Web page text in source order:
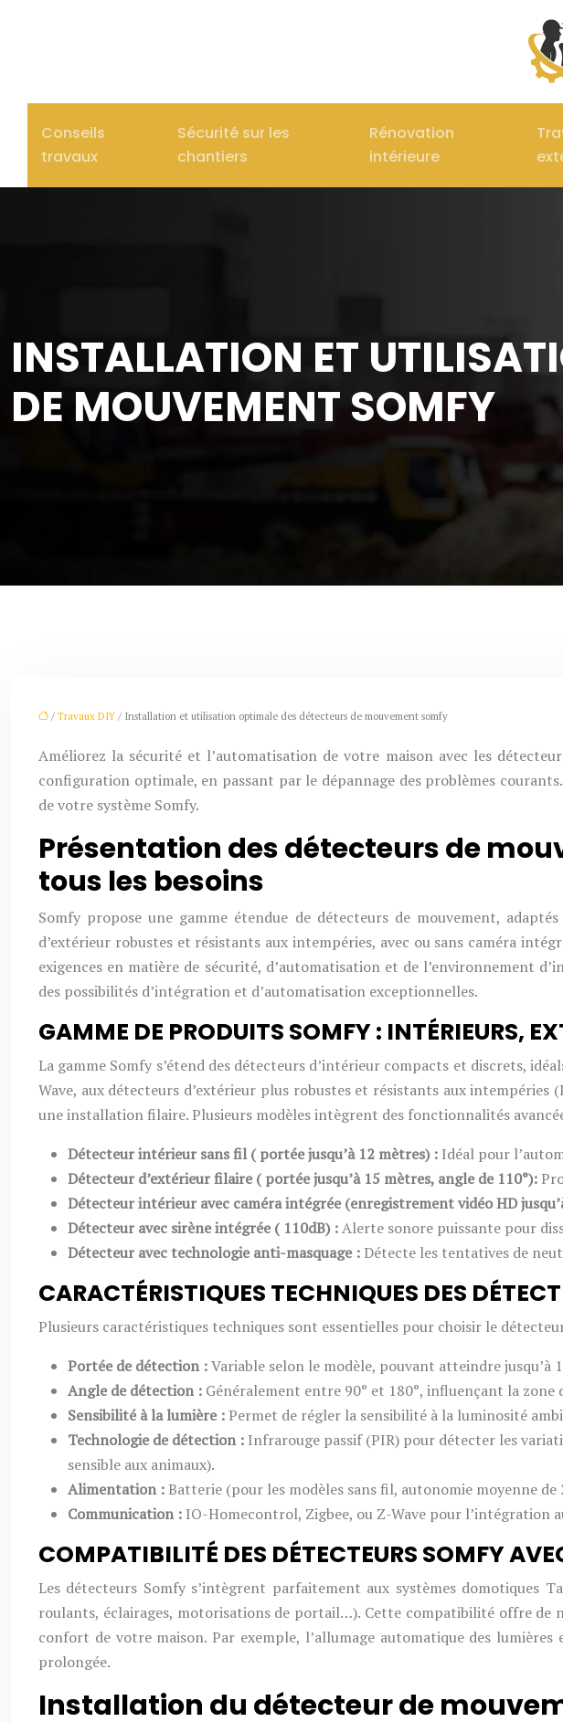
Conseils
travaux
Sécurité sur les
chantiers
Rénovation
intérieure
INSTALLATION ET
DE MOUVEMENT SOMFY
/ Travaux DIY / Installation et utilisation optimale des détecteurs de mouvement somfy
Améliorez la sécurité et l’automatisation de votre maison avec les
configuration optimale, en passant par le dépannage des problèmes
de votre système Somfy.
Présentation des détecteurs de
tous les besoins
Somfy propose une gamme étendue de détecteurs de mouvement,
d’extérieur robustes et résistants aux intempéries, avec ou sans caméra
exigences en matière de sécurité, d’automatisation et de l’environnement
des possibilités d’intégration et d’automatisation exceptionnelles.
GAMME DE PRODUITS SOMFY : INTÉRIEURS,
La gamme Somfy s’étend des détecteurs d’intérieur compacts et discrets,
Wave, aux détecteurs d’extérieur plus robustes et résistants aux
une installation filaire. Plusieurs modèles intègrent des fonctionnalités
Détecteur intérieur sans fil ( portée jusqu’à 12 mètres) : Idéal pour
Détecteur d’extérieur filaire ( portée jusqu’à 15 mètres, angle de 110°):
Détecteur intérieur avec caméra intégrée (enregistrement vidéo HD
Détecteur avec sirène intégrée ( 110dB) :Alerte sonore puissante pour
Détecteur avec technologie anti-masquage : Détecte les tentatives de
CARACTÉRISTIQUES TECHNIQUES DES
Plusieurs caractéristiques techniques sont essentielles pour choisir le
Portée de détection :Variable selon le modèle, pouvant atteindre jusqu’à
Angle de détection : Généralement entre 90° et 180°, influençant la zone
Sensibilité à la lumière : Permet de régler la sensibilité à la luminosité
Technologie de détection : Infrarouge passif (PIR) pour détecter les
sensible aux animaux).
Alimentation : Batterie (pour les modèles sans fil, autonomie moyenne
Communication : IO-Homecontrol, Zigbee, ou Z-Wave pour l’intégration
COMPATIBILITÉ DES DÉTECTEURS SOMFY
Les détecteurs Somfy s’intègrent parfaitement aux systèmes domotiques
roulants, éclairages, motorisations de portail…). Cette compatibilité offre de
confort de votre maison. Par exemple, l’allumage automatique des
prolongée.
Installation du détecteur de